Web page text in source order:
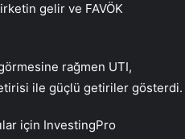
gelir ve FAVÖK
rağmen UTI,
ile güçlü getiriler gösterdi.
için InvestingPro